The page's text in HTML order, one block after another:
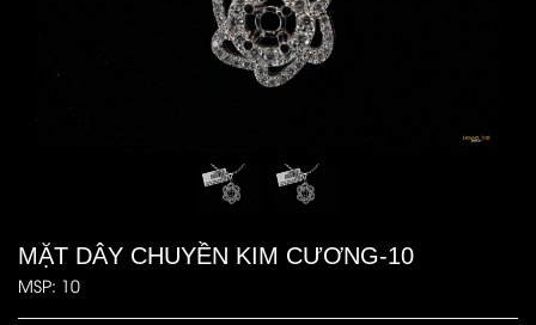
MẶT DÂY CHUYỀN KIM CƯƠNG-10
MSP: 10